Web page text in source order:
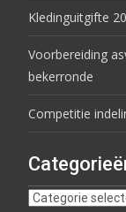
Kledinguitgifte
Voorbereiding
bekerronde
Competitie